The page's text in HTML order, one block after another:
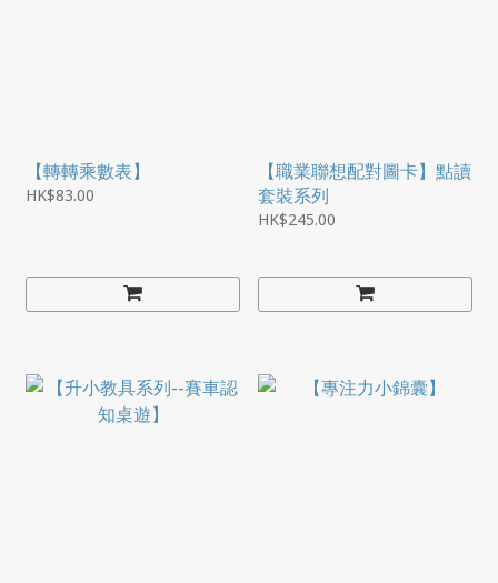
【轉轉乘數表】
HK$83.00
【職業聯想配對圖卡】點讀
套裝系列
HK$245.00